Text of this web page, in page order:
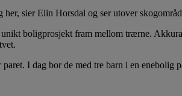
her, sier Elin Horsdal og ser utover
boligprosjekt fram mellom trærne.
I dag bor de med tre barn i en enebolig